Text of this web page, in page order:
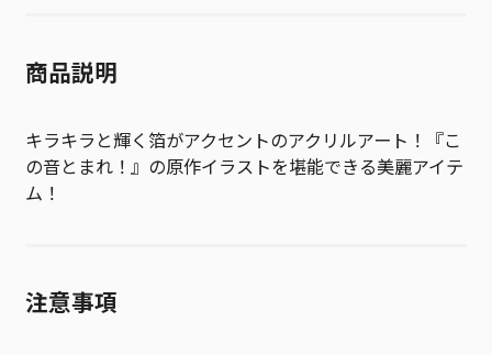
商品説明
キラキラと輝く箔がアクセントのアクリルアート！『こ
の音とまれ！』の原作イラストを堪能できる美麗アイテ
ム！
注意事項